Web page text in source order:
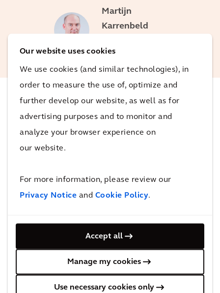
Our website uses cookies
We use cookies (and similar technologies), in
order to measure the use of, optimize and
further develop our website, as well as for
advertising purposes and to monitor and
analyze your browser experience on
our website.
For more information, please review our
Privacy Notice and Cookie Policy.
Accept all
Manage my cookies
Use necessary cookies only
Martijn
Karrenbeld
Leader
Servizi